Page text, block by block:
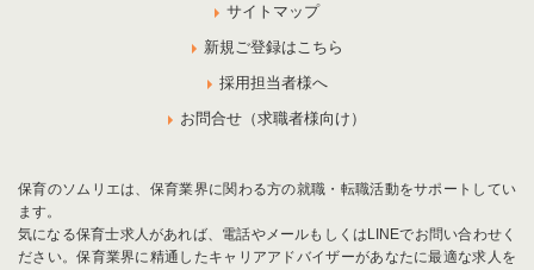
サイトマップ
新規ご登録はこちら
採用担当者様へ
お問合せ（求職者様向け）
保育のソムリエは、保育業界に関わる方の就職・転職活動をサポートしてい
ます。
気になる保育士求人があれば、電話やメールもしくはLINEでお問い合わせく
ださい。保育業界に精通したキャリアアドバイザーがあなたに最適な求人を